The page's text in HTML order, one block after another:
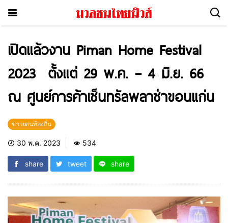
เปิดแล้วงาน Piman Home Festival
2023 ตั้งแต่ 29 พ.ค. – 4 มิ.ย. 66
ณ ศูนย์การค้าเซ็นทรัลพลาซ่าขอนแก่น
ข่าวเด่นท้องถิ่น
30 พ.ค. 2023 534
share tweet share